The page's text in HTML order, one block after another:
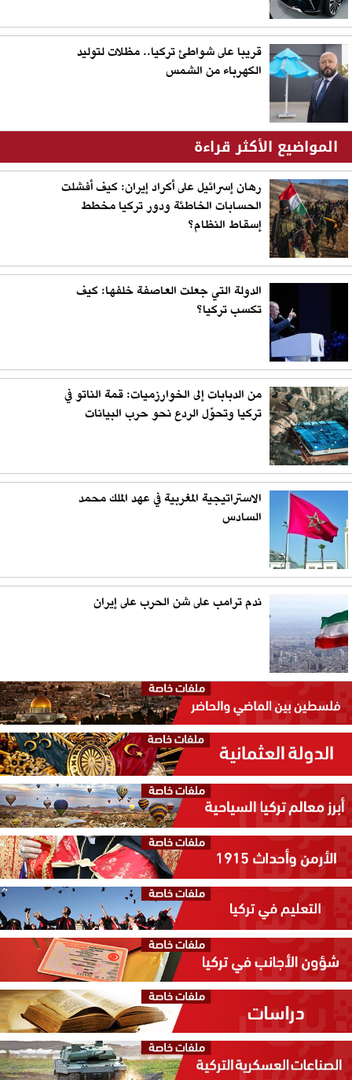
قريبا على شواطئ تركيا.. مظلات لتوليد
الكهرباء من الشمس
المواضيع الأكثر قراءة
رهان إسرائيل على أكراد إيران: كيف أفشلت
الحسابات الخاطئة ودور تركيا مخطط
إسقاط النظام؟
الدولة التي جعلت العاصفة خلفها: كيف
تكسب تركيا؟
من الدبابات إلى الخوارزميات: قمة الناتو في
تركيا وتحوّل الردع نحو حرب البيانات
الاستراتيجية المغربية في عهد الملك محمد
السادس
ندم ترامب على شن الحرب على إيران